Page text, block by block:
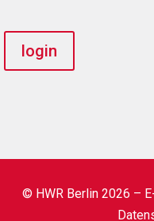
login
© HWR Berlin 2026 –